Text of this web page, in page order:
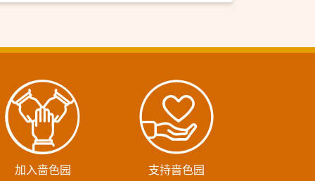
加入啬色园 支持啬色园